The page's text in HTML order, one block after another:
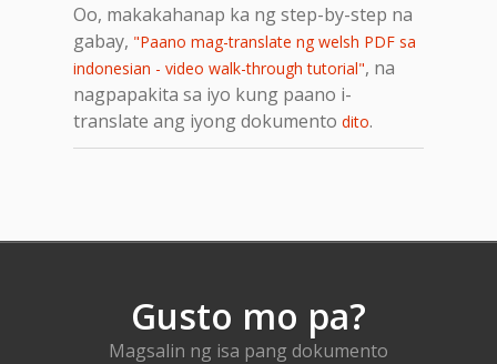
Oo, makakahanap ka ng step-by-step na
gabay, "Paano mag-translate ng welsh PDF sa
indonesian - video walk-through tutorial", na
nagpapakita sa iyo kung paano i-
translate ang iyong dokumento dito.
Gusto mo pa?
Magsalin ng isa pang dokumento